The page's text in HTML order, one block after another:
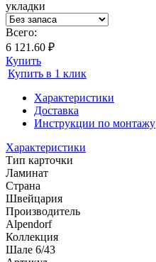
укладки
Всего:
6 121.60 ₽
Купить
Купить в 1 клик
Характеристики
Доставка
Инструкции по монтажу
Характеристики
Тип карточки
Ламинат
Страна
Швейцария
Производитель
Alpendorf
Коллекция
Шале 6/43